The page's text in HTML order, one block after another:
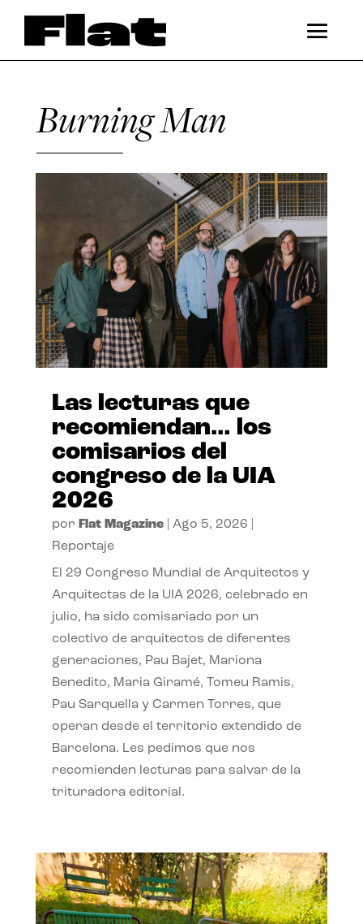
Burning Man
Las lecturas que
recomiendan… los
comisarios del
congreso de la UIA
2026
por Flat Magazine| Ago 5, 2026
Reportaje
El 29 Congreso Mundial de Arquitectos y
Arquitectas de la UIA 2026, celebrado en
julio, ha sido comisariado por un
colectivo de arquitectos de diferentes
generaciones, Pau Bajet, Mariona
Benedito, Maria Giramé, Tomeu Ramis,
Pau Sarquella y Carmen Torres, que
operan desde el territorio extendido de
Barcelona. Les pedimos que nos
recomienden lecturas para salvar de la
trituradora editorial.